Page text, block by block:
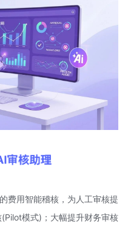
费用智能稽核，为人工审核提
模式)；大幅提升财务审核